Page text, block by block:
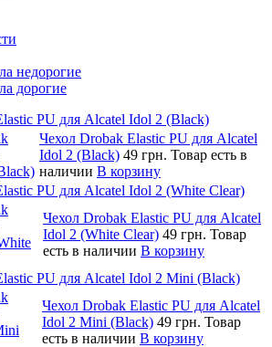
недорогие
дорогие
PU для Alcatel Idol 2 (Black)
Чехол Drobak Elastic PU для Alcatel
Idol 2 (Black) 49 грн. Товар есть в
наличии В корзину
PU для Alcatel Idol 2 (White Clear)
Чехол Drobak Elastic PU для Alcatel
Idol 2 (White Clear) 49 грн. Товар
есть в наличии В корзину
PU для Alcatel Idol 2 Mini (Black)
Чехол Drobak Elastic PU для Alcatel
Idol 2 Mini (Black) 49 грн. Товар
есть в наличии В корзину